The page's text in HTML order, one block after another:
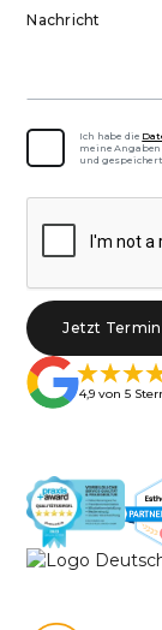
Nachricht
Ich habe die
meine
und gespeichert
4,9 von 5